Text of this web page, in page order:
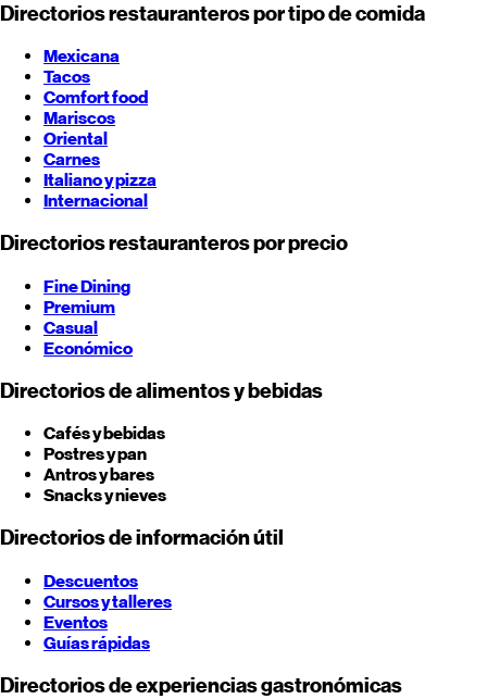
Directorios restauranteros por tipo de comida
Mexicana
Tacos
Comfort food
Mariscos
Oriental
Carnes
Italiano y pizza
Internacional
Directorios restauranteros por precio
Fine Dining
Premium
Casual
Económico
Directorios de alimentos y bebidas
Cafés y bebidas
Postres y pan
Antros y bares
Snacks y nieves
Directorios de información útil
Descuentos
Cursos y talleres
Eventos
Guías rápidas
Directorios de experiencias gastronómicas